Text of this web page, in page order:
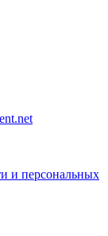
и персональных